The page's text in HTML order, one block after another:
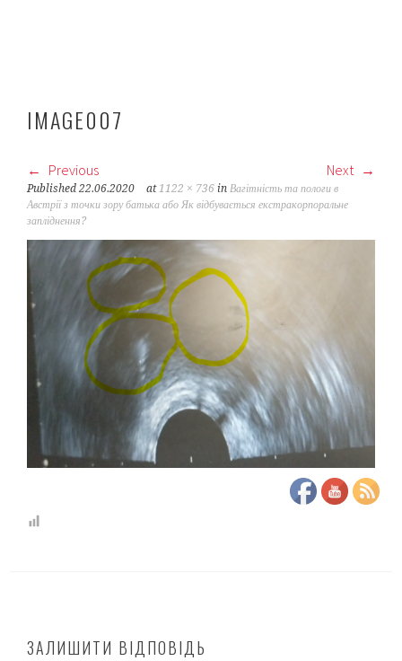
IMAGE007
Previous Next
Published22.06.2020 at1122 × 736 inВагітність та пологи в
Австрії з точки зору батька або Як відбувається екстракорпоральне
запліднення?
ЗАЛИШИТИ ВІДПОВІДЬ